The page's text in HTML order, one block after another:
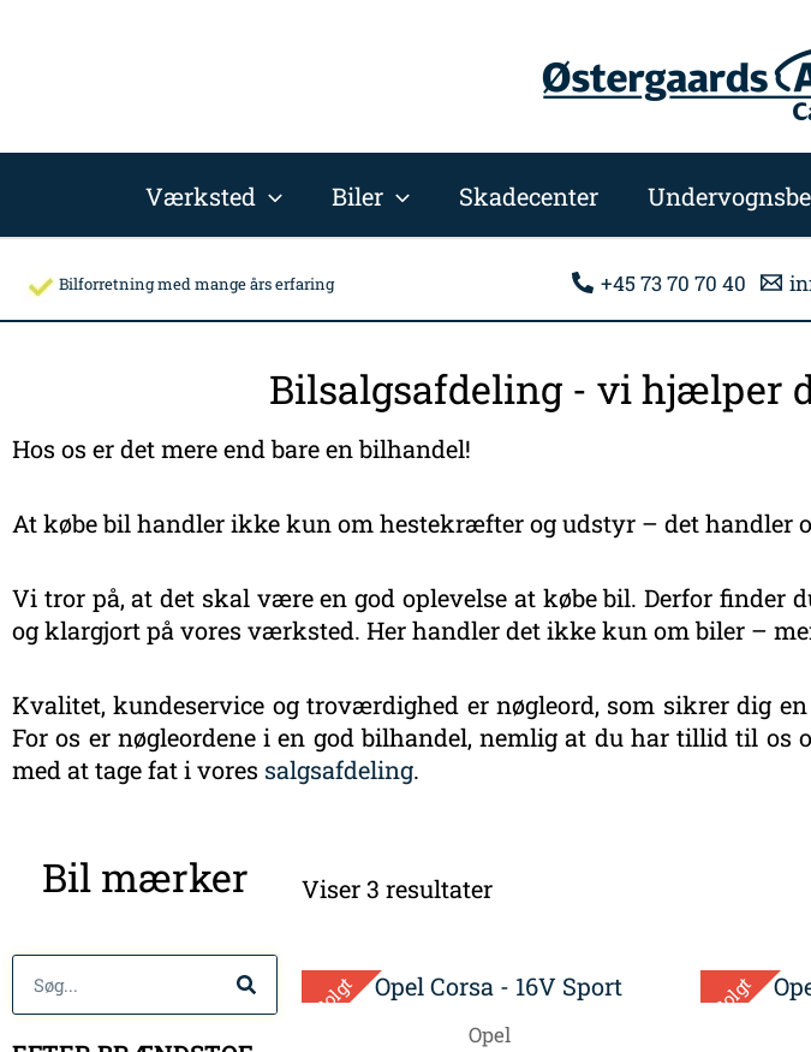
Værksted Biler Skadecenter
Bilforretning med mange års erfaring +45 73 70 70 40
Bilsalgsafdeling - vi hjælper
Hos os er det mere end bare en bilhandel!
At købe bil handler ikke kun om hestekræfter og udstyr – det handler
Vi tror på, at det skal være en god oplevelse at købe bil. Derfor finder
og klargjort på vores værksted. Her handler det ikke kun om biler –
Kvalitet, kundeservice og troværdighed er nøgleord, som sikrer dig
For os er nøgleordene i en god bilhandel, nemlig at du har tillid til
med at tage fat i vores salgsafdeling.
Bil mærker
Søg
Viser 3 resultaterefter
Solgt
Opel
Solgt